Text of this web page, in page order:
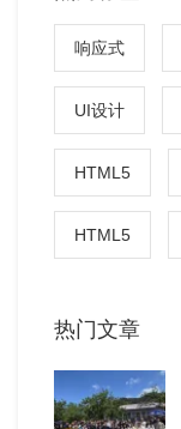
响应式
UI设计
HTML5
HTML5
热门文章